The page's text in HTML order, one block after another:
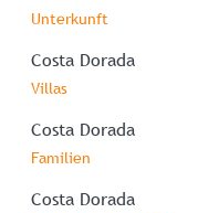
Unterkunft
Costa Dorada
Villas
Costa Dorada
Familien
Costa Dorada